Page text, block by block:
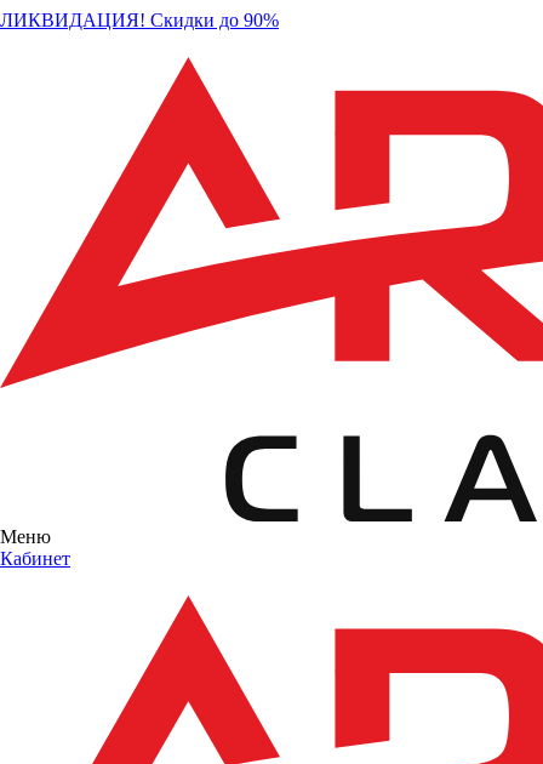
ЛИКВИДАЦИЯ! Скидки до 90%
Меню
Кабинет